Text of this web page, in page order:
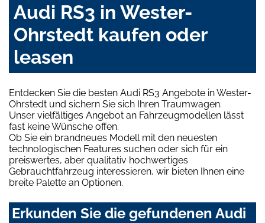
Audi RS3 in Wester-
Ohrstedt kaufen oder
leasen
Entdecken Sie die besten Audi RS3 Angebote in Wester-
Ohrstedt und sichern Sie sich Ihren Traumwagen.
Unser vielfältiges Angebot an Fahrzeugmodellen lässt
fast keine Wünsche offen.
Ob Sie ein brandneues Modell mit den neuesten
technologischen Features suchen oder sich für ein
preiswertes, aber qualitativ hochwertiges
Gebrauchtfahrzeug interessieren, wir bieten Ihnen eine
breite Palette an Optionen.
Erkunden Sie die gefundenen Audi